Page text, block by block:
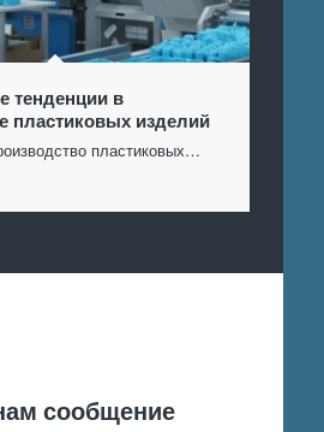
тенденции в
пластиковых изделий
пластиковых…
сообщение